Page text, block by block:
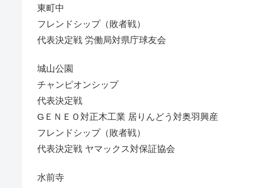
東町中
フレンドシップ（敗者戦）
代表決定戦 労働局対県庁球友会
城山公園
チャンピオンシップ
代表決定戦
GＥＮＥＯ対正木工業 居りんどう対奥羽興産
フレンドシップ（敗者戦）
代表決定戦 ヤマックス対保証協会
水前寺